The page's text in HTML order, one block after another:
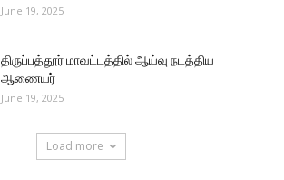
June 19, 2025
திருப்பத்தூர் மாவட்டத்தில் ஆய்வு நடத்திய
ஆணையர்
June 19, 2025
Load more